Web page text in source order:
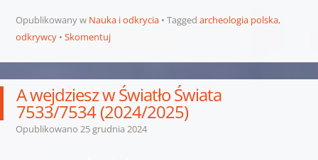
Opublikowany w Nauka i odkrycia Tagged archeologia polska,
odkrywcy
Skomentuj
A wejdziesz w Światło Świata
7533/7534 (2024/2025)
Opublikowano 25 grudnia 2024